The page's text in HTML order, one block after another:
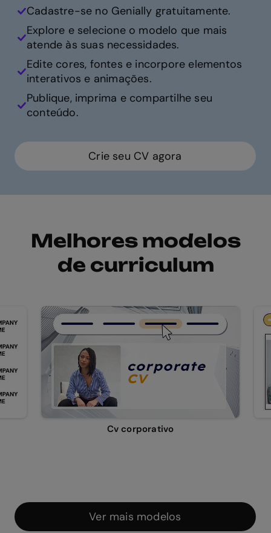
Cadastre-se no Genially gratuitamente.
Explore e selecione o modelo que mais
atende às suas necessidades.
Edite cores, fontes e incorpore elementos
interativos e animações.
Publique, imprima e compartilhe seu
conteúdo.
Crie seu CV agora
Melhores modelos
de curriculum
Cv corporativo
Ver mais modelos